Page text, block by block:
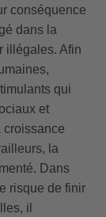
conséquence
dans la
illégales. Afin
qui
et
croissance
la
Dans
risque de finir
il